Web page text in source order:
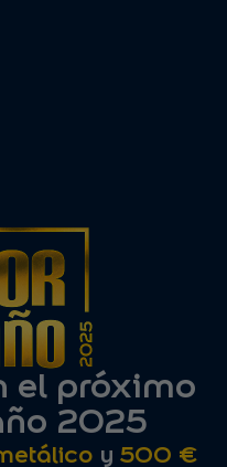
el próximo
2025
y 500 €